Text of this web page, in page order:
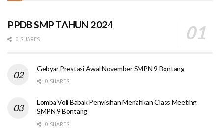
PPDB SMP TAHUN 2024
0 SHARES
Gebyar Prestasi Awal November SMPN 9 Bontang
0 SHARES
Lomba Voli Babak Penyisihan Meriahkan Class Meeting
SMPN 9 Bontang
0 SHARES